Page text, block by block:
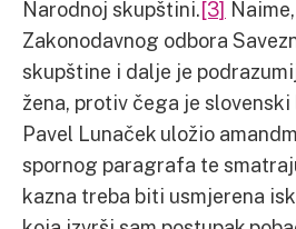
Narodnoj skupštini.[3]
Zakonodavnog odbora
skupštine i dalje je
žena, protiv čega je
Pavel Lunaček uložio
spornog paragrafa te
kazna treba biti usmjerena